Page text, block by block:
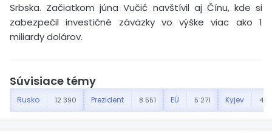
Srbska. Začiatkom júna Vučić navštívil aj Čínu, kde si
zabezpečil investičné záväzky vo výške viac ako 1
miliardy dolárov.
Súvisiace témy
Rusko 12 390 Prezident 8 551 EÚ 5 271 Kyjev 4